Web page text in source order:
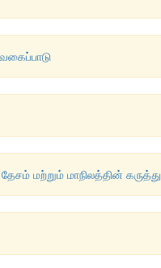
மற்றும் மாநிலத்தின் கருத்து